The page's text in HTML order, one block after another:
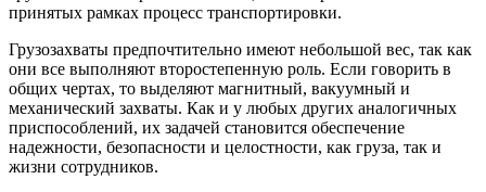
принятых рамках процесс транспортировки.
Грузозахваты предпочтительно имеют небольшой вес, так как
они все выполняют второстепенную роль. Если говорить в
общих чертах, то выделяют магнитный, вакуумный и
механический захваты. Как и у любых других аналогичных
приспособлений, их задачей становится обеспечение
надежности, безопасности и целостности, как груза, так и
жизни сотрудников.